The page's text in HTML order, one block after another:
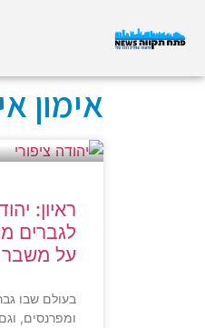
אימון
ראיון:
לגברים
על משבר
בעולם שבו
ומפרנסים,